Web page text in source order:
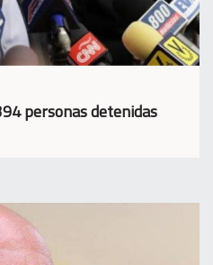
personas detenidas